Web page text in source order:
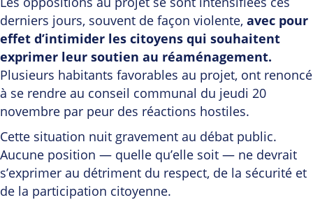
derniers jours, souvent de façon violente, avec pour
effet d’intimider les citoyens qui souhaitent
exprimer leur soutien au réaménagement.
Plusieurs habitants favorables au projet, ont renoncé
à se rendre au conseil communal du jeudi 20
novembre par peur des réactions hostiles.
Cette situation nuit gravement au débat public.
Aucune position — quelle qu’elle soit — ne devrait
s’exprimer au détriment du respect, de la sécurité et
de la participation citoyenne.